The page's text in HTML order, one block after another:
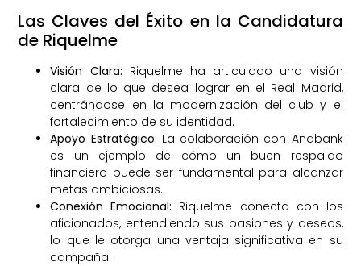
Las Claves del Éxito en la Candidatura
de Riquelme
Visión Clara: Riquelme ha articulado una visión
clara de lo que desea lograr en el Real Madrid,
centrándose en la modernización del club y el
fortalecimiento de su identidad.
Apoyo Estratégico: La colaboración con Andbank
es un ejemplo de cómo un buen respaldo
financiero puede ser fundamental para alcanzar
metas ambiciosas.
Conexión Emocional: Riquelme conecta con los
aficionados, entendiendo sus pasiones y deseos,
lo que le otorga una ventaja significativa en su
campaña.